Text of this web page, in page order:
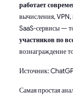
работает
вычисления,
SaaS-сервисы —
участников по
вознаграждение
Источник:
Самая простая